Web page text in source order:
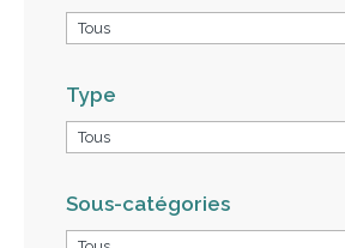
Type
Sous-catégories